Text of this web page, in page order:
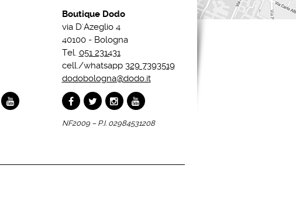
Boutique Dodo
via D'Azeglio 4
40100 - Bologna
Tel. 051 231431
cell./whatsapp 329 7393519
dodobologna@dodo.it
NF2009 – P.I. 02984531208